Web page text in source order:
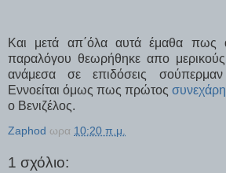
Και μετά απ΄όλα αυτά έμαθα πως
παραλόγου θεωρήθηκε απο μερικούς
ανάμεσα σε επιδόσεις
Εννοείται όμως πως πρώτος
ο Βενιζέλος.
Zaphod ωρα 10:20 π.μ.
1 σχόλιο: